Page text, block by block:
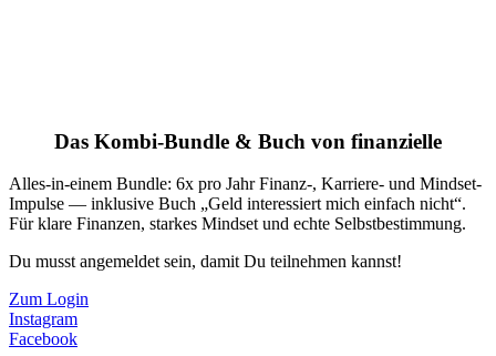
Das Kombi-Bundle & Buch von finanzielle
Alles-in-einem Bundle: 6x pro Jahr Finanz-, Karriere- und Mindset-
Impulse — inklusive Buch „Geld interessiert mich einfach nicht“.
Für klare Finanzen, starkes Mindset und echte Selbstbestimmung.
Du musst angemeldet sein, damit Du teilnehmen kannst!
Zum Login
Instagram
Facebook